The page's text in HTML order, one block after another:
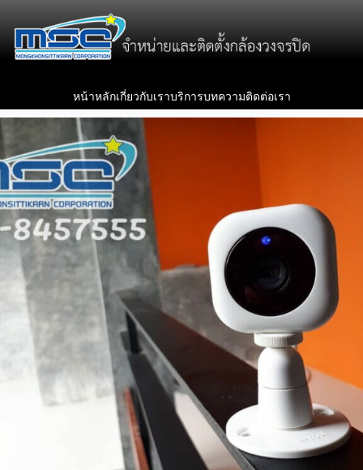
หน้าหลักเกี่ยวกับเราบริการบทความติดต่อเรา